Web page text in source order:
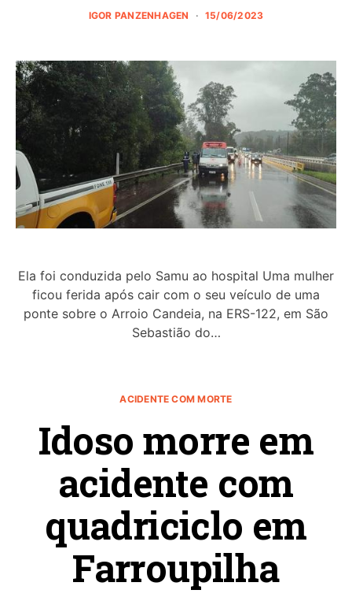
IGOR PANZENHAGEN 15/06/2023
Ela foi conduzida pelo Samu ao hospital Uma mulher
ficou ferida após cair com o seu veículo de uma
ponte sobre o Arroio Candeia, na ERS-122, em São
Sebastião do…
ACIDENTE COM MORTE
Idoso morre em
acidente com
quadriciclo em
Farroupilha